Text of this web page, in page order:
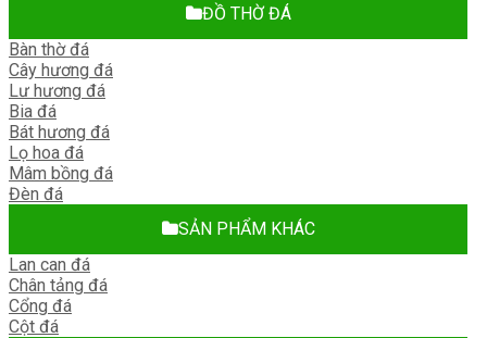
ĐỒ THỜ ĐÁ
Bàn thờ đá
Cây hương đá
Lư hương đá
Bia đá
Bát hương đá
Lọ hoa đá
Mâm bồng đá
Đèn đá
SẢN PHẨM KHÁC
Lan can đá
Chân tảng đá
Cổng đá
Cột đá